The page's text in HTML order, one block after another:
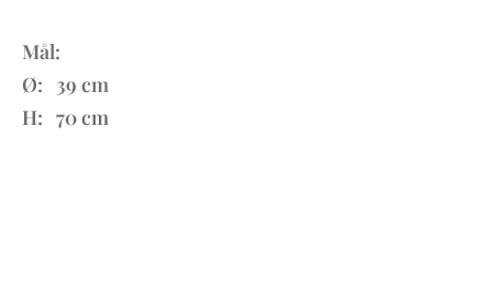
Mål:
Ø: 39 cm
H: 70 cm